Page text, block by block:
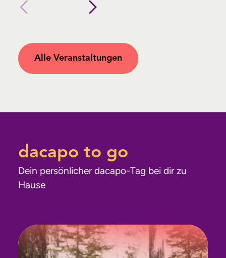
Alle Veranstaltungen
dacapo to go
Dein persönlicher dacapo-Tag bei dir zu
Hause